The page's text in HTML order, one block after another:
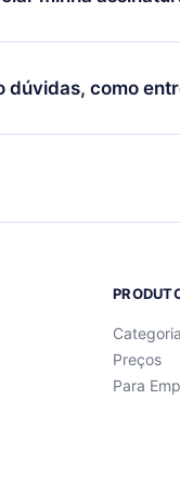
momento através
por não renovar
e o próximo
dúvidas, como
para entrar em
Preços
Para